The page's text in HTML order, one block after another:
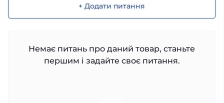
+ Додати питання
Немає питань про даний товар, станьте
першим і задайте своє питання.